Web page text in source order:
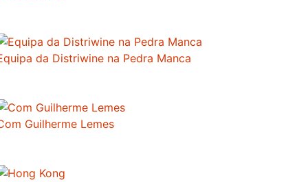
da Distriwine na Pedra Manca
Guilherme Lemes